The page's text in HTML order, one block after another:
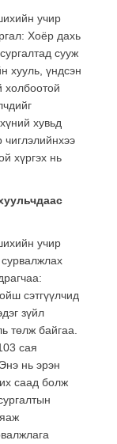
учир
Хоёр дахь
сууж
хууль, үндсэн
холбоотой
хувьд
хүргэх нь
учир
сэтгүүлчид
зүйл
төлж байгаа.
сая
нь эрэн
саад болж